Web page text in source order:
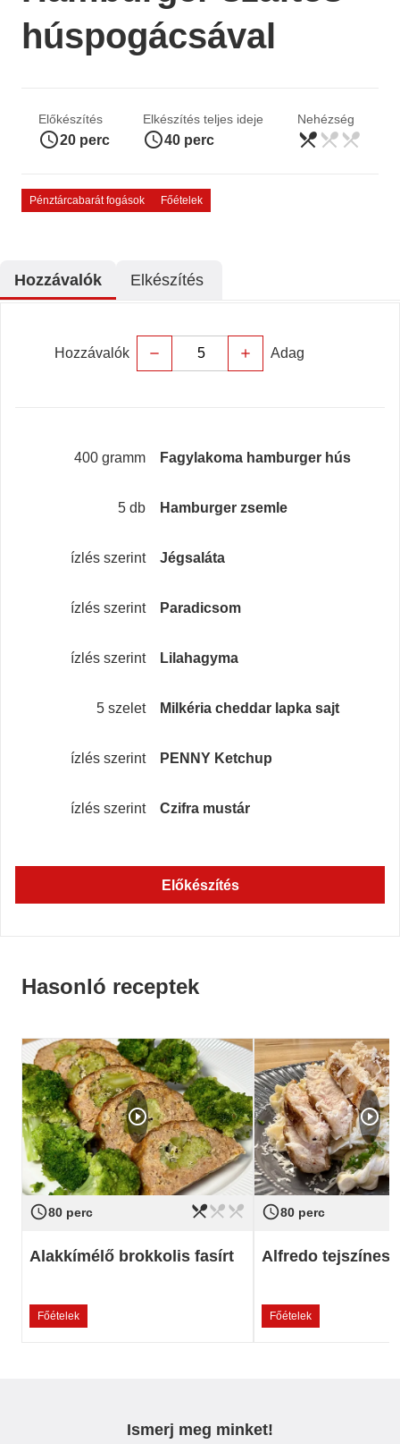
húspogácsával
Előkészítés
access_time20 perc
Elkészítés teljes ideje
access_time40 perc
Nehézség
könnyű
restaurant_menu restaurant_menu restaurant_menu
Pénztárcabarát fogások Főételek
Hozzávalók Elkészítés
Hozzávalók remove add Adag
400 gramm Fagylakoma hamburger hús
5 db Hamburger zsemle
ízlés szerint Jégsaláta
ízlés szerint Paradicsom
ízlés szerint Lilahagyma
5 szelet Milkéria cheddar lapka sajt
ízlés szerint PENNY Ketchup
ízlés szerint Czifra mustár
Előkészítés
Hasonló receptek
play_circle_outline
access_time80 perc
Nehézség könnyű
restaurant_menurestaurant_menurestaurant_menu
Alakkímélő brokkolis fasírt
Főételek
play_circle_outline
access_time80 perc
Nehézség
Alfredo tejszínes
Főételek
Ismerj meg minket!